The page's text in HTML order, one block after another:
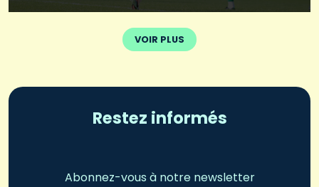
VOIR PLUS
Restez informés
Abonnez-vous à notre newsletter